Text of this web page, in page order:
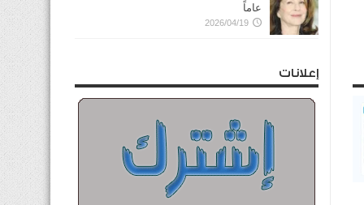
عاماً
2026/04/19
إعلانات